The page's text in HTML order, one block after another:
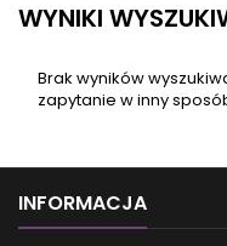
WYNIKI
Brak wyników
zapytanie w inny
INFORMACJA